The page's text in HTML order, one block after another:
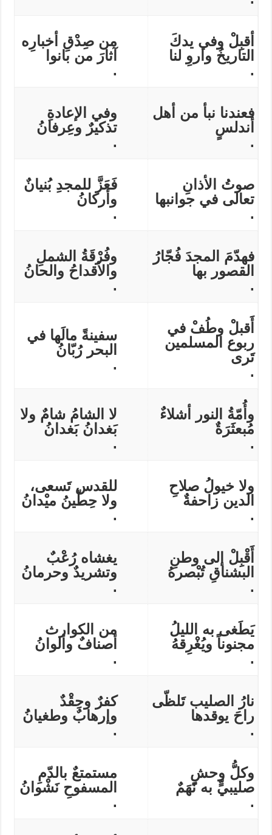
أقبِلْ وفي يدكَ
التاريخُ واروِ لنا
.
من صِدْقِ أخبارِه
آثارَ من بانوا
.
فعندنا نبأ من أهل
أندلسٍ
.
وفي الإعادةِ
تذكيرٌ وعِرفانُ
.
صوتُ الأذانِ
تعالى في جوانبها
.
فَعَزَّ للمجدِ بُنيانٌ
وأركانُ
.
فهدّمَ المجدَ فُجّارُ
القصور بها
.
وفُرْقَةُ الشملِ
والأقداحُ والحانُ
.
أَقبلْ وطُفْ في
ربوع المسلمين
تَرى
.
سفينةً مالَها في
البحر رُبّانُ
.
وأُمّةُ النور أشلاءٌ
مُبعثَرَةٌ
.
لا الشامُ شامٌ ولا
بَغدانُ بَغدانُ
.
ولا خيولُ صلاحِ
الدين زاحفةٌ
.
للقدس تَسعى،
ولا حِطّينُ ميْدانُ
.
أَقْبِلْ إلى وطنِ
البشناقِ تُبْصرهُ
.
يغشاه رُعْبٌ
وتشريدٌ وحرمانُ
.
يَطَغى به الليلُ
مجنوناً ويُغْرِقهُ
.
من الكوارث
أصنافٌ وألوانُ
.
نارُ الصليب تَلظّى
راحَ يوقدها
.
كفرٌ وحِقْدٌ
وإرهابٌ وطغيانُُ
.
وكلُّ وحشٍ
صليبيٍّ به نَهَمٌ
.
مستمتعٌ بالدّمِ
المسفوحِ نَشْوانُ
.